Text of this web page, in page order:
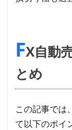
FX自動
とめ
この記事では
て以下のポイ